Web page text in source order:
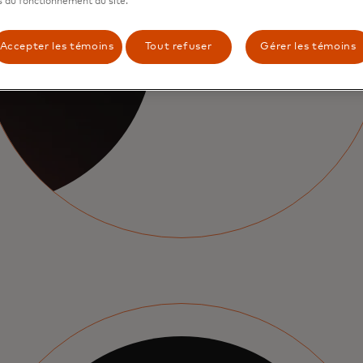
Permet aux titulaires de
et de comprendre leur
estimée en fonction de leurs
Accepter les témoins Tout refuser Gérer les témoins